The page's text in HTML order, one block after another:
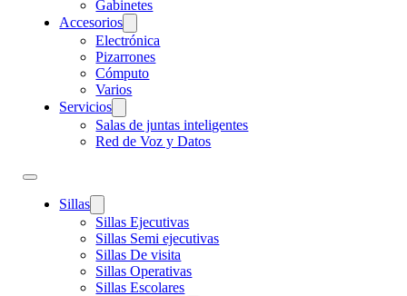
Gabinetes
Accesorios
Electrónica
Pizarrones
Cómputo
Varios
Servicios
Salas de juntas inteligentes
Red de Voz y Datos
Sillas
Sillas Ejecutivas
Sillas Semi ejecutivas
Sillas De visita
Sillas Operativas
Sillas Escolares